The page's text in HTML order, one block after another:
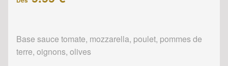
Base sauce tomate, mozzarella, poulet, pommes de
terre, oignons, olives